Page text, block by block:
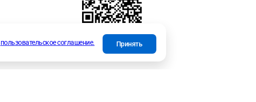
пользовательское соглашение. Принять